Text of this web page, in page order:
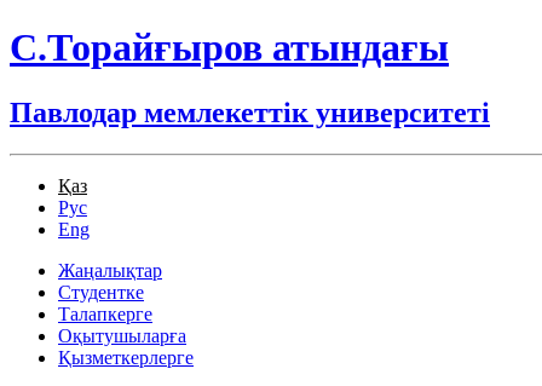
С.Торайғыров атындағы
Павлодар мемлекеттік университеті
Қаз
Рус
Eng
Жаңалықтар
Студентке
Талапкерге
Оқытушыларға
Қызметкерлерге